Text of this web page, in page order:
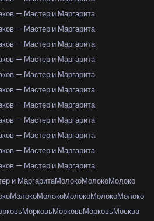
— Мастер и Маргарита
— Мастер и Маргарита
— Мастер и Маргарита
— Мастер и Маргарита
— Мастер и Маргарита
— Мастер и Маргарита
— Мастер и Маргарита
— Мастер и Маргарита
— Мастер и Маргарита
— Мастер и Маргарита
— Мастер и Маргарита
и МаргаритаМолокоМолокоМолоко
МолокоМолокоМолокоМолокоМолоко
МорковьМорковьМорковьМосква